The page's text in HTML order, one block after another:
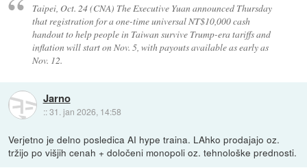
Taipei, Oct. 24 (CNA) The Executive Yuan announced Thursday
that registration for a one-time universal NT$10,000 cash
handout to help people in Taiwan survive Trump-era tariffs and
inflation will start on Nov. 5, with payouts available as early as
Nov. 12.
Jarno
::31. jan 2026, 14:58
Verjetno je delno posledica AI hype traina. LAhko prodajajo oz.
tržijo po višjih cenah + določeni monopoli oz. tehnološke prednosti.